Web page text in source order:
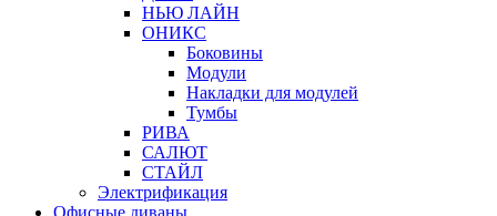
НЬЮ ЛАЙН
ОНИКС
Боковины
Модули
Накладки для модулей
Тумбы
РИВА
САЛЮТ
СТАЙЛ
Электрификация